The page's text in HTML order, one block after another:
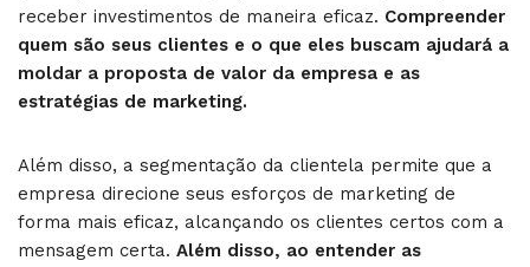
receber investimentos de maneira eficaz. Compreender
quem são seus clientes e o que eles buscam ajudará a
moldar a proposta de valor da empresa e as
estratégias de marketing.
Além disso, a segmentação da clientela permite que a
empresa direcione seus esforços de marketing de
forma mais eficaz, alcançando os clientes certos com a
mensagem certa. Além disso, ao entender as